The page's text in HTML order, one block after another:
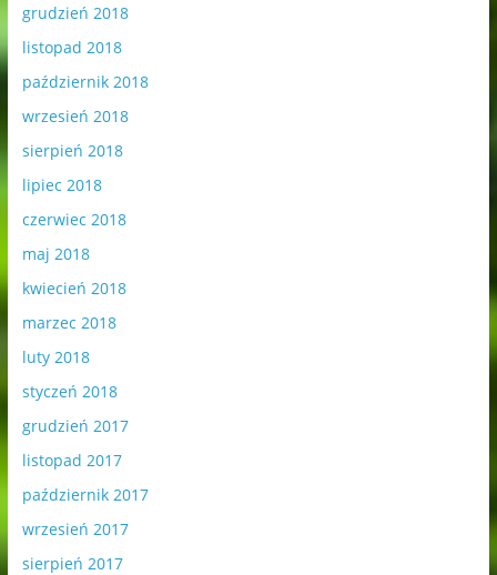
grudzień 2018
listopad 2018
październik 2018
wrzesień 2018
sierpień 2018
lipiec 2018
czerwiec 2018
maj 2018
kwiecień 2018
marzec 2018
luty 2018
styczeń 2018
grudzień 2017
listopad 2017
październik 2017
wrzesień 2017
sierpień 2017